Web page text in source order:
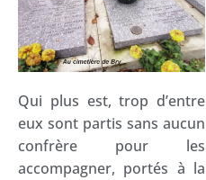
Qui plus est, trop d’entre
eux sont partis sans aucun
confrère pour les
accompagner, portés à la